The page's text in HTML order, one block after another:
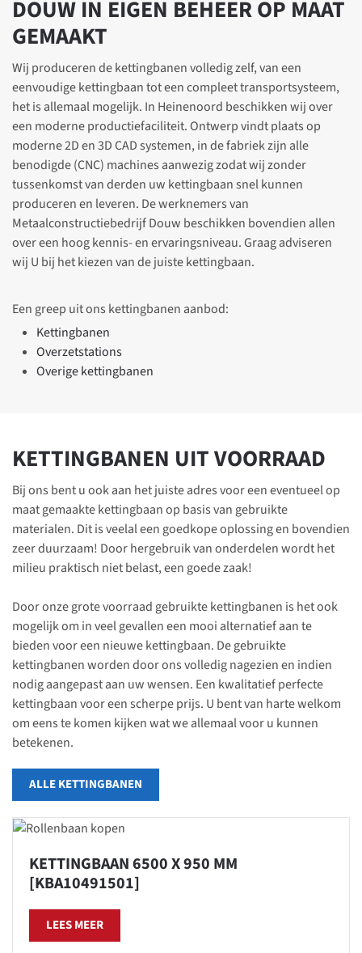
DOUW IN EIGEN BEHEER OP MAAT
GEMAAKT
Wij produceren de kettingbanen volledig zelf, van een
eenvoudige kettingbaan tot een compleet transportsysteem,
het is allemaal mogelijk. In Heinenoord beschikken wij over
een moderne productiefaciliteit. Ontwerp vindt plaats op
moderne 2D en 3D CAD systemen, in de fabriek zijn alle
benodigde (CNC) machines aanwezig zodat wij zonder
tussenkomst van derden uw kettingbaan snel kunnen
produceren en leveren. De werknemers van
Metaalconstructiebedrijf Douw beschikken bovendien allen
over een hoog kennis- en ervaringsniveau. Graag adviseren
wij U bij het kiezen van de juiste kettingbaan.
Een greep uit ons kettingbanen aanbod:
Kettingbanen
Overzetstations
Overige kettingbanen
KETTINGBANEN UIT VOORRAAD
Bij ons bent u ook aan het juiste adres voor een eventueel op
maat gemaakte kettingbaan op basis van gebruikte
materialen. Dit is veelal een goedkope oplossing en bovendien
zeer duurzaam! Door hergebruik van onderdelen wordt het
milieu praktisch niet belast, een goede zaak!
Door onze grote voorraad gebruikte kettingbanen is het ook
mogelijk om in veel gevallen een mooi alternatief aan te
bieden voor een nieuwe kettingbaan. De gebruikte
kettingbanen worden door ons volledig nagezien en indien
nodig aangepast aan uw wensen. Een kwalitatief perfecte
kettingbaan voor een scherpe prijs. U bent van harte welkom
om eens te komen kijken wat we allemaal voor u kunnen
betekenen.
ALLE KETTINGBANEN
KETTINGBAAN 6500 X 950 MM
[KBA10491501]
LEES MEER